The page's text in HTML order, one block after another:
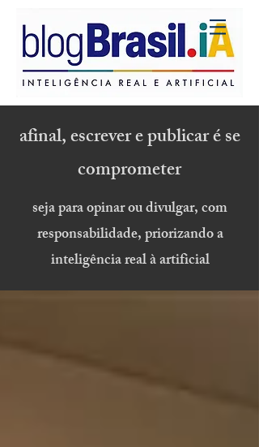
afinal, escrever e publicar é se
comprometer
seja para opinar ou divulgar, com
responsabilidade, priorizando a
inteligência real à artificial